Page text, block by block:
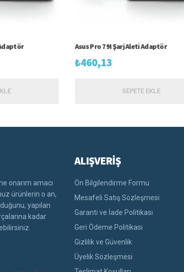
Asus Pro 79I Şarj Aleti Adaptör
₺460,13
SEPETE EKLE
onarım amacı
ürünlerin o an,
yapılan
kadar
ALIŞVERİŞ
Ön Bilgilendirme Formu
Mesafeli Satış Sözleşmesi
Garanti ve İade Politikası
Geri Ödeme Politikası
Gizlilik ve Güvenlik
Üyelik Sözleşmesi